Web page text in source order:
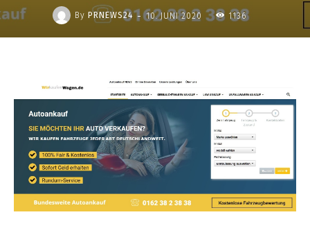
By PRNEWS24 - 10. JUNI 2020 1136